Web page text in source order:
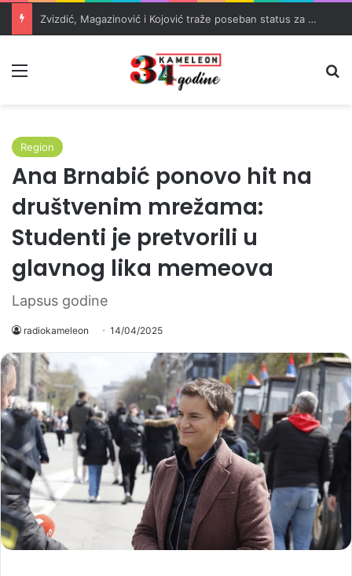
Zvizdić, Magazinović i Kojović traže poseban status za Memorijalni centar Srebrenica
Region
Ana Brnabić ponovo hit na
društvenim mrežama:
Studenti je pretvorili u
glavnog lika memeova
Lapsus godine
radiokameleon 14/04/2025